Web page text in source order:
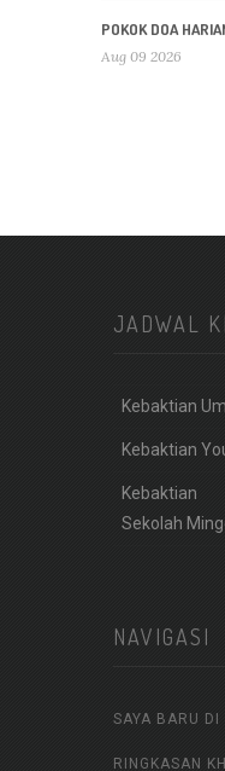
POKOK DOA
Aug 09 2026
JADWAL
Kebaktian
Kebaktian
Kebaktian
Sekolah
NAVIGASI
SAYA BARU DI
RINGKASAN